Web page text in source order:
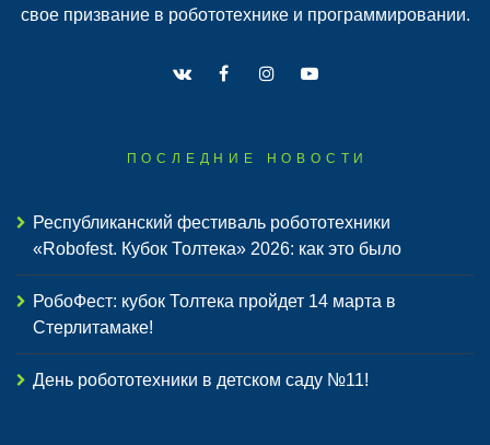
свое призвание в робототехнике и программировании.
ПОСЛЕДНИЕ НОВОСТИ
Республиканский фестиваль робототехники
«Robofest. Кубок Толтека» 2026: как это было
РобоФест: кубок Толтека пройдет 14 марта в
Стерлитамаке!
День робототехники в детском саду №11!